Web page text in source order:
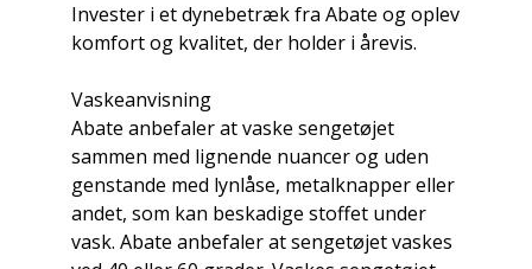
Invester i et dynebetræk fra Abate og oplev
komfort og kvalitet, der holder i årevis.
Vaskeanvisning
Abate anbefaler at vaske sengetøjet
sammen med lignende nuancer og uden
genstande med lynlåse, metalknapper eller
andet, som kan beskadige stoffet under
vask. Abate anbefaler at sengetøjet vaskes